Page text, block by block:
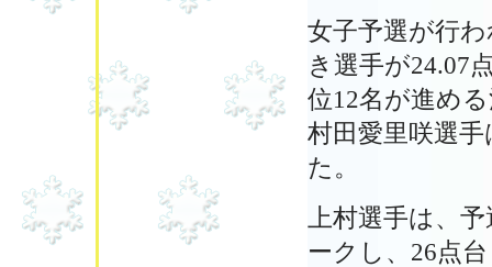
女子予選が行
き選手が24.07
位12名が進め
村田愛里咲選
た。
上村選手は、
ークし、26点